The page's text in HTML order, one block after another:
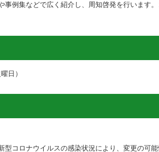
事例集などで広く紹介し、周知啓発を行います
日）
コロナウイルスの感染状況により、変更の可